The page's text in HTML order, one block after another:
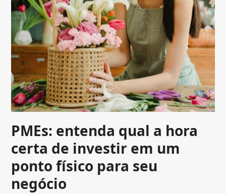
PMEs: entenda qual a hora
certa de investir em um
ponto físico para seu
negócio